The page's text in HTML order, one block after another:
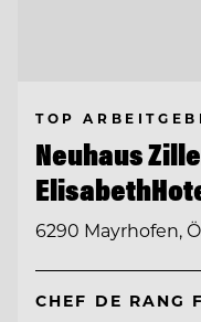
TOP
Neuhaus
6290 Mayrhofen,
CHEF DE RANG